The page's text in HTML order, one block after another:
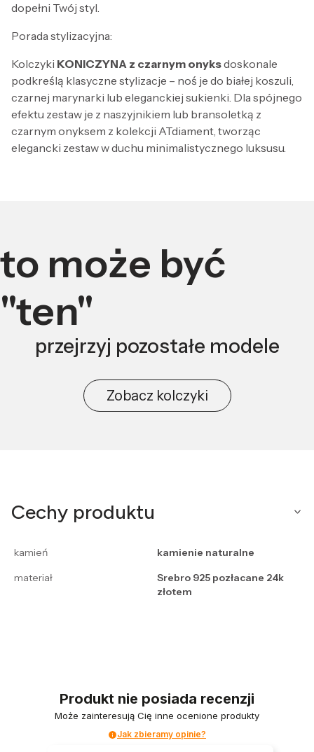
dopełni Twój styl.
Porada stylizacyjna:
Kolczyki KONICZYNA z czarnym onyksdoskonale
podkreślą klasyczne stylizacje – noś je do białej koszuli,
czarnej marynarki lub eleganckiej sukienki. Dla spójnego
efektu zestaw je z naszyjnikiem lub bransoletką z
czarnym onyksem z kolekcji ATdiament, tworząc
elegancki zestaw w duchu minimalistycznego luksusu.
to może być
"ten"
przejrzyj pozostałe modele
Zobacz kolczyki
Cechy produktu
kamień
kamienie naturalne
materiał
Srebro 925 pozłacane 24k
złotem
Produkt nie posiada recenzji
Może zainteresują Cię inne ocenione produkty
Jak zbieramy opinie?